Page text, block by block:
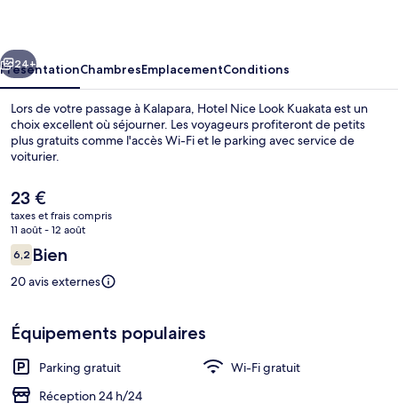
Suivant
24+
PrésentationChambresEmplacementConditions
Lors de votre passage à Kalapara, Hotel Nice Look Kuakata est un
choix excellent où séjourner. Les voyageurs profiteront de petits
plus gratuits comme l'accès Wi-Fi et le parking avec service de
voiturier.
Le
prix
actuel
est
de
23 €.
23 €
taxes et frais compris
11 août - 12 août
Avis
voyageurs
6,26,2 sur 10
Bien
20 avis externes
Équipements populaires
Parking gratuit
Wi-Fi gratuit
Réception 24 h/24